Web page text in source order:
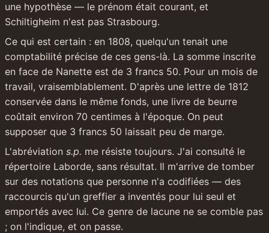
une hypothèse — le prénom était courant, et
Schiltigheim n'est pas Strasbourg.
Ce qui est certain : en 1808, quelqu'un tenait une
comptabilité précise de ces gens-là. La somme inscrite
en face de Nanette est de 3 francs 50. Pour un mois de
travail, vraisemblablement. D'après une lettre de 1812
conservée dans le même fonds, une livre de beurre
coûtait environ 70 centimes à l'époque. On peut
supposer que 3 francs 50 laissait peu de marge.
L'abréviation s.p. me résiste toujours. J'ai consulté le
répertoire Laborde, sans résultat. Il m'arrive de tomber
sur des notations que personne n'a codifiées — des
raccourcis qu'un greffier a inventés pour lui seul et
emportés avec lui. Ce genre de lacune ne se comble pas
; on l'indique, et on passe.